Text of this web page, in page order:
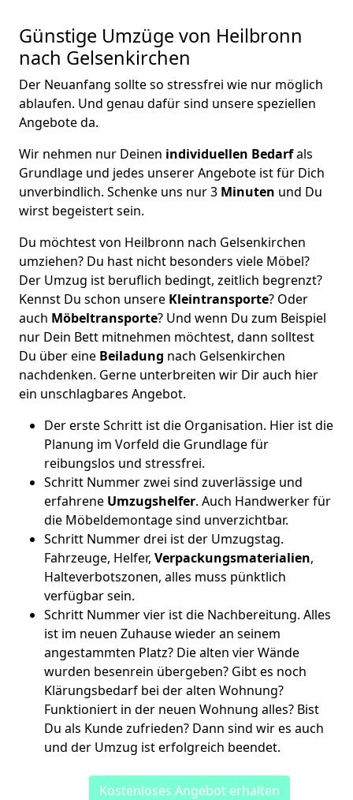
Günstige Umzüge von Heilbronn
nach Gelsenkirchen
Der Neuanfang sollte so stressfrei wie nur möglich
ablaufen. Und genau dafür sind unsere speziellen
Angebote da.
Wir nehmen nur Deinen individuellen Bedarfals
Grundlage und jedes unserer Angebote ist für Dich
unverbindlich. Schenke uns nur 3 Minuten und Du
wirst begeistert sein.
Du möchtest von Heilbronn nach Gelsenkirchen
umziehen? Du hast nicht besonders viele Möbel?
Der Umzug ist beruflich bedingt, zeitlich begrenzt?
Kennst Du schon unsere Kleintransporte? Oder
auch Möbeltransporte? Und wenn Du zum Beispiel
nur Dein Bett mitnehmen möchtest, dann solltest
Du über eine Beiladung nach Gelsenkirchen
nachdenken. Gerne unterbreiten wir Dir auch hier
ein unschlagbares Angebot.
Der erste Schritt ist die Organisation. Hier ist die
Planung im Vorfeld die Grundlage für
reibungslos und stressfrei.
Schritt Nummer zwei sind zuverlässige und
erfahrene Umzugshelfer. Auch Handwerker für
die Möbeldemontage sind unverzichtbar.
Schritt Nummer drei ist der Umzugstag.
Fahrzeuge, Helfer, Verpackungsmaterialien,
Halteverbotszonen, alles muss pünktlich
verfügbar sein.
Schritt Nummer vier ist die Nachbereitung. Alles
ist im neuen Zuhause wieder an seinem
angestammten Platz? Die alten vier Wände
wurden besenrein übergeben? Gibt es noch
Klärungsbedarf bei der alten Wohnung?
Funktioniert in der neuen Wohnung alles? Bist
Du als Kunde zufrieden? Dann sind wir es auch
und der Umzug ist erfolgreich beendet.
Kostenloses Angebot erhalten